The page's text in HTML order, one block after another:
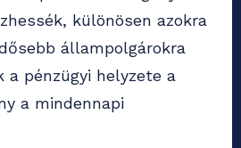
különösen azokra
állampolgárokra
a pénzügyi helyzete a
a mindennapi